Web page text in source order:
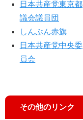
日本共産党東京都
議会議員団
しんぶん赤旗
日本共産党中央委
員会
その他のリンク